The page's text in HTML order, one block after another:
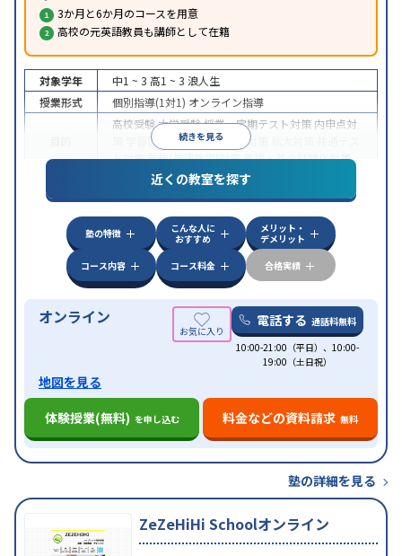
3か月と6か月のコースを用意
高校の元英語教員も講師として在籍
続きを見る
対象学年 中1 ~ 3 高1 ~ 3 浪人生
授業形式
個別指導(1対1) オンライン指導
高校受験大学受験授業・定期テスト対策 内申点対
学習習慣の定着国公立大対策
ト対策英検(英語検定)対策英語・英会話特化対策
特徴
中高一貫校生に対応授業の振替可能
学習にPC・タブレットを利用オンライン対応1
科目から受講可能
近くの教室を探す
塾の特徴
こんな人に
おすすめ
メリット・
デメリット
コース内容
コース料金 合格実績
オンライン 電話する 通話料無料
10:00-21:00（平日）、10:00-
19:00（土日祝）
地図を見る
体験授業(無料) を申し込む 料金などの資料請求 無料
塾の詳細を見る
ZeZeHiHi Schoolオンライン